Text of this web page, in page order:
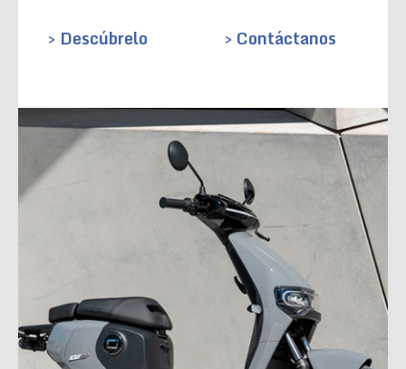
> Descúbrelo > Contáctanos